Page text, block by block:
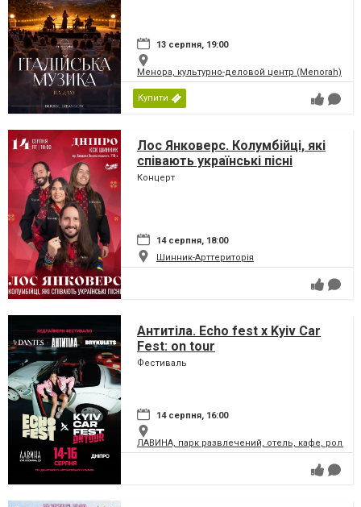
13 серпня, 19:00
Менора, культурно-деловой центр (Menorah)
Купити
Лос Янковерс. Колумбійці, які
співають українські пісні
Концерт
14 серпня, 18:00
Шинник-Арттериторія
Антитіла. Echo fest х Kyiv Car
Fest: on tour
Фестиваль
14 серпня, 16:00
ЛАВИНА, парк развлечений, отель, кафе,